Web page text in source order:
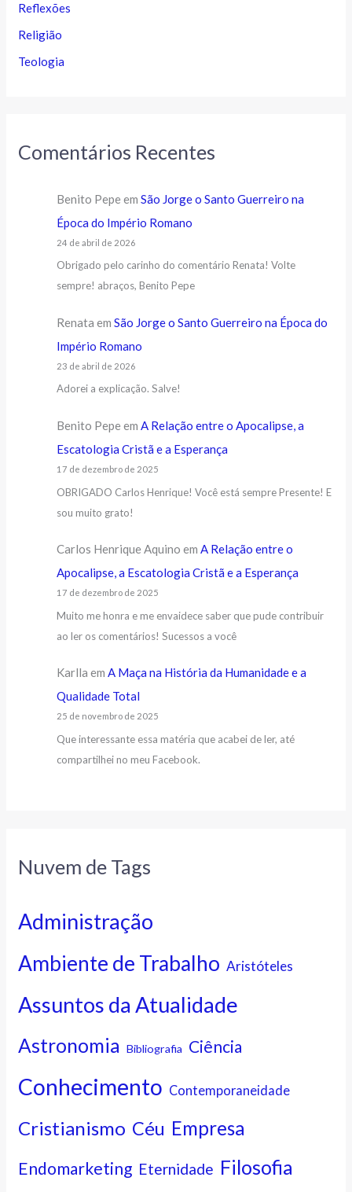
Reflexões
Religião
Teologia
Comentários Recentes
Benito Pepe em São Jorge o Santo Guerreiro na
Época do Império Romano
24 de abril de 2026
Obrigado pelo carinho do comentário Renata! Volte
sempre! abraços, Benito Pepe
Renata em São Jorge o Santo Guerreiro na Época do
Império Romano
23 de abril de 2026
Adorei a explicação. Salve!
Benito Pepe em A Relação entre o Apocalipse, a
Escatologia Cristã e a Esperança
17 de dezembro de 2025
OBRIGADO Carlos Henrique! Você está sempre Presente! E
sou muito grato!
Carlos Henrique Aquino em A Relação entre o
Apocalipse, a Escatologia Cristã e a Esperança
17 de dezembro de 2025
Muito me honra e me envaidece saber que pude contribuir
ao ler os comentários! Sucessos a você
Karlla em A Maça na História da Humanidade e a
Qualidade Total
25 de novembro de 2025
Que interessante essa matéria que acabei de ler, até
compartilhei no meu Facebook.
Nuvem de Tags
Administração
Ambiente de Trabalho Aristóteles
Assuntos da Atualidade
Astronomia Bibliografia Ciência
Conhecimento Contemporaneidade
Cristianismo Céu Empresa
Endomarketing Eternidade Filosofia